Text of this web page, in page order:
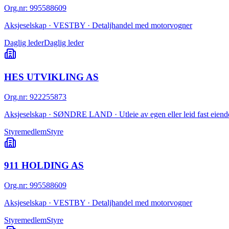
Org.nr: 995588609
Aksjeselskap · VESTBY · Detaljhandel med motorvogner
Daglig lederDaglig leder
HES UTVIKLING AS
Org.nr: 922255873
Aksjeselskap · SØNDRE LAND · Utleie av egen eller leid fast
StyremedlemStyre
911 HOLDING AS
Org.nr: 995588609
Aksjeselskap · VESTBY · Detaljhandel med motorvogner
StyremedlemStyre